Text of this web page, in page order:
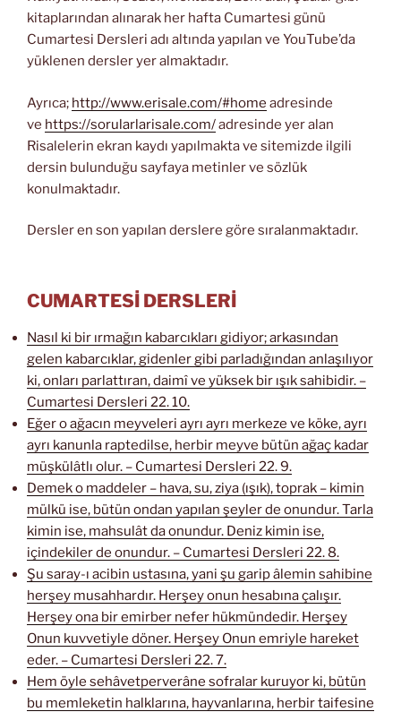
kitaplarından alınarak her hafta Cumartesi günü
Cumartesi Dersleri adı altında yapılan ve YouTube’da
yüklenen dersler yer almaktadır.
Ayrıca; http://www.erisale.com/#home adresinde
ve https://sorularlarisale.com/adresinde yer alan
Risalelerin ekran kaydı yapılmakta ve sitemizde ilgili
dersin bulunduğu sayfaya metinler ve sözlük
konulmaktadır.
Dersler en son yapılan derslere göre sıralanmaktadır.
CUMARTESİ DERSLERİ
Nasıl ki bir ırmağın kabarcıkları gidiyor; arkasından
gelen kabarcıklar, gidenler gibi parladığından anlaşılıyor
ki, onları parlattıran, daimî ve yüksek bir ışık sahibidir. –
Cumartesi Dersleri 22. 10.
Eğer o ağacın meyveleri ayrı ayrı merkeze ve köke, ayrı
ayrı kanunla raptedilse, herbir meyve bütün ağaç kadar
müşkülâtlı olur. – Cumartesi Dersleri 22. 9.
Demek o maddeler – hava, su, ziya (ışık), toprak – kimin
mülkü ise, bütün ondan yapılan şeyler de onundur. Tarla
kimin ise, mahsulât da onundur. Deniz kimin ise,
içindekiler de onundur. – Cumartesi Dersleri 22. 8.
Şu saray-ı acibin ustasına, yani şu garip âlemin sahibine
herşey musahhardır. Herşey onun hesabına çalışır.
Herşey ona bir emirber nefer hükmündedir. Herşey
Onun kuvvetiyle döner. Herşey Onun emriyle hareket
eder. – Cumartesi Dersleri 22. 7.
Hem öyle sehâvetperverâne sofralar kuruyor ki, bütün
bu memleketin halklarına, hayvanlarına, herbir taifesine